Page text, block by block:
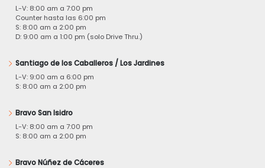
L-V: 8:00 am a 7:00 pm
Counter hasta las 6:00 pm
S: 8:00 am a 2:00 pm
D: 9:00 am a 1:00 pm (solo Drive Thru.)
Santiago de los Caballeros / Los Jardines
L-V: 9:00 am a 6:00 pm
S: 8:00 am a 2:00 pm
Bravo San Isidro
L-V: 8:00 am a 7:00 pm
S: 8:00 am a 2:00 pm
Bravo Núñez de Cáceres